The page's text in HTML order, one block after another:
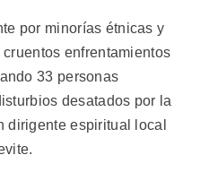
por minorías étnicas y
enfrentamientos
33 personas
desatados por la
dirigente espiritual local